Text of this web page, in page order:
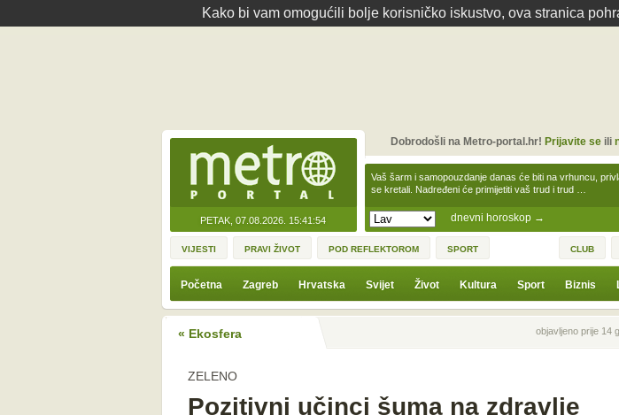
Kako bi vam omogućili bolje korisničko iskustvo, ova stranica
PETAK, 07.08.2026. 15:41:54 dnevni horoskop →
Vaš šarm i samopouzdanje danas će biti na vrhuncu,
se kretali. Nadređeni će primijetiti vaš trud i trud …
Dobrodošli na Metro-portal.hr! Prijavite seili
VIJESTI PRAVI ŽIVOT POD REFLEKTOROM SPORT CLUB
Početna Zagreb Hrvatska Svijet Život Kultura Sport Biznis
« Ekosfera Prethodna vijestobjavljeno prije 14
ZELENO
Pozitivni učinci šuma na zdravlje